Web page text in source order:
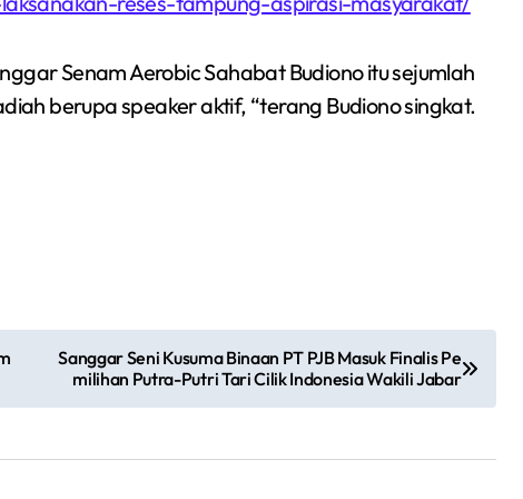
Senam Aerobic Sahabat Budiono itu sejumlah
berupa speaker aktif, “terang Budiono singkat.
Sanggar Seni Kusuma Binaan PT PJB Masuk Finalis Pe
milihan Putra-Putri Tari Cilik Indonesia Wakili Jabar
Siswa SMPN 1
Cikarang Selatan Raih
Medali Perak di
Redaksi Bekasi Today Jul 30, 2026